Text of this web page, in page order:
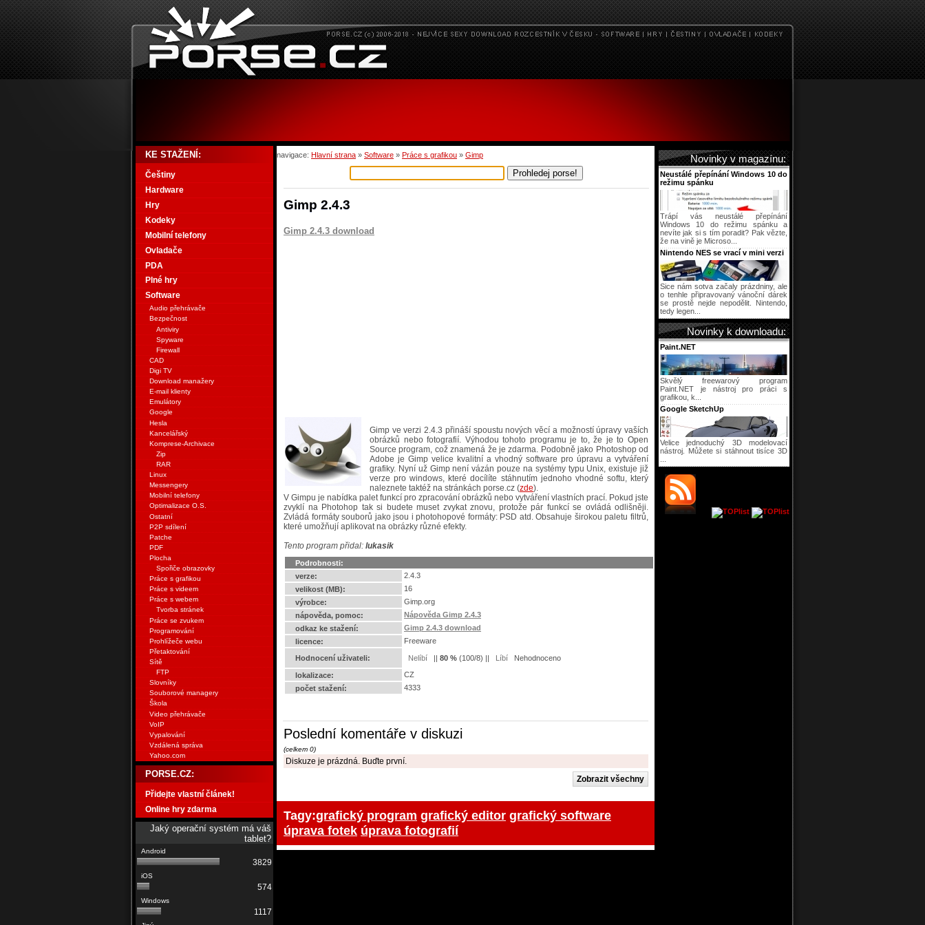
navigace: Hlavní strana » Software » Práce s grafikou » Gimp
Gimp 2.4.3
Gimp 2.4.3 download
Gimp ve verzi 2.4.3 přináší spoustu nových věcí a možností úpravy vaších
obrázků nebo fotografií. Výhodou tohoto programu je to, že je to Open
Source program, což znamená že je zdarma. Podobně jako Photoshop od
Adobe je Gimp velice kvalitní a vhodný software pro úpravu a vytváření
grafiky. Nyní už Gimp není vázán pouze na systémy typu Unix, existuje již
verze pro windows, které docílíte stáhnutím jednoho vhodné softu, který
naleznete taktéž na stránkách porse.cz (zde).
V Gimpu je nabídka palet funkcí pro zpracování obrázků nebo vytváření vlastních prací. Pokud jste
zvyklí na Photohop tak si budete muset zvykat znovu, protože pár funkcí se ovládá odlišněji.
Zvládá formáty souborů jako jsou i photohopové formáty: PSD atd. Obsahuje širokou paletu filtrů,
které umožňují aplikovat na obrázky různé efekty.
Tento program přidal: lukasik
Podrobnosti:
verze:
2.4.3
velikost (MB):
16
výrobce:
Gimp.org
nápověda, pomoc:
Nápověda Gimp 2.4.3
odkaz ke stažení:
Gimp 2.4.3 download
licence:
Freeware
Hodnocení uživateli: || 80 % (100/8) || Nehodnoceno
lokalizace:
CZ
počet stažení:
4333
Poslední komentáře v diskuzi
(celkem 0)
Diskuze je prázdná. Buďte první.
Tagy:grafický program grafický editor grafický software
úprava fotek úprava fotografií
KE STAŽENÍ:
Češtiny
Hardware
Hry
Kodeky
Mobilní telefony
Ovladače
PDA
Plné hry
Software
Audio přehrávače
Bezpečnost
Antiviry
Spyware
Firewall
CAD
Digi TV
Download manažery
E-mail klienty
Emulátory
Google
Hesla
Kancelářský
Komprese-Archivace
Zip
RAR
Linux
Messengery
Mobilní telefony
Optimalizace O.S.
Ostatní
P2P sdílení
Patche
PDF
Plocha
Spořiče obrazovky
Práce s grafikou
Práce s videem
Práce s webem
Tvorba stránek
Práce se zvukem
Programování
Prohlížeče webu
Přetaktování
Sítě
FTP
Slovníky
Souborové managery
Škola
Video přehrávače
VoIP
Vypalování
Vzdálená správa
Yahoo.com
PORSE.CZ:
Přidejte vlastní článek!
Online hry zdarma
Jaký operační systém má váš
tablet?
3829
574
1117
Novinky v magazínu:
Neustálé přepínání Windows 10 do
režimu spánku
Trápí vás neustálé přepínání
Windows 10 do režimu spánku a
nevíte jak si s tím poradit? Pak vězte,
že na vině je Microso...
Nintendo NES se vrací v mini verzi
Sice nám sotva začaly prázdniny, ale
o tenhle připravovaný vánoční dárek
se prostě nejde nepodělit. Nintendo,
tedy legen...
Novinky k downloadu:
Paint.NET
Skvělý freewarový program
Paint.NET je nástroj pro práci s
grafikou, k...
Google SketchUp
Velice jednoduchý 3D modelovací
nástroj. Můžete si stáhnout tisíce 3D